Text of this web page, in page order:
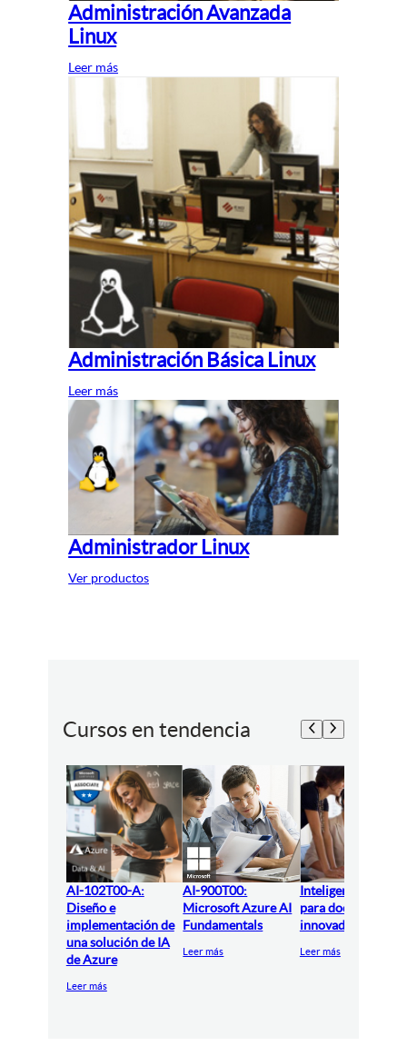
Administración Avanzada
Linux
Leer más
Administración Básica Linux
Leer más
Administrador Linux
Ver productos
Cursos en tendencia
AI-102T00-A:
Diseño e
implementación de
una solución de IA
de Azure
Leer más
AI-900T00:
Microsoft Azure AI
Fundamentals
Leer más
Inteligencia
para docentes
innovadores
Leer más